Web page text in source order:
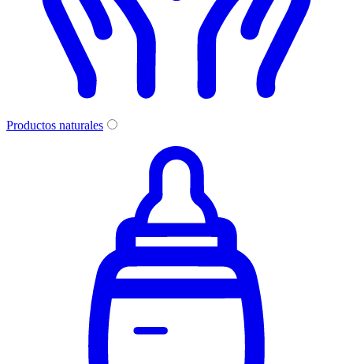
Productos naturales